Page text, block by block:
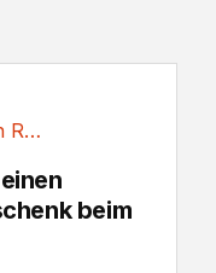
Erdogan schenkt Merz einen Revolver: Kurioses...
beim